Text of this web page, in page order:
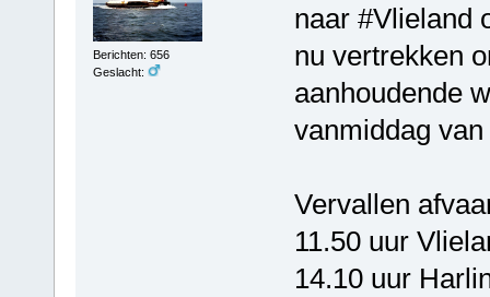
Berichten: 656
Geslacht:
naar #Vlieland
nu vertrekken
aanhoudende
vanmiddag
Vervallen
11.50 uur
14.10 uur